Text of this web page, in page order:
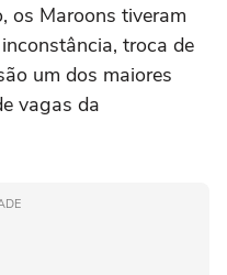
os Maroons tiveram
troca de
um dos maiores
vagas da